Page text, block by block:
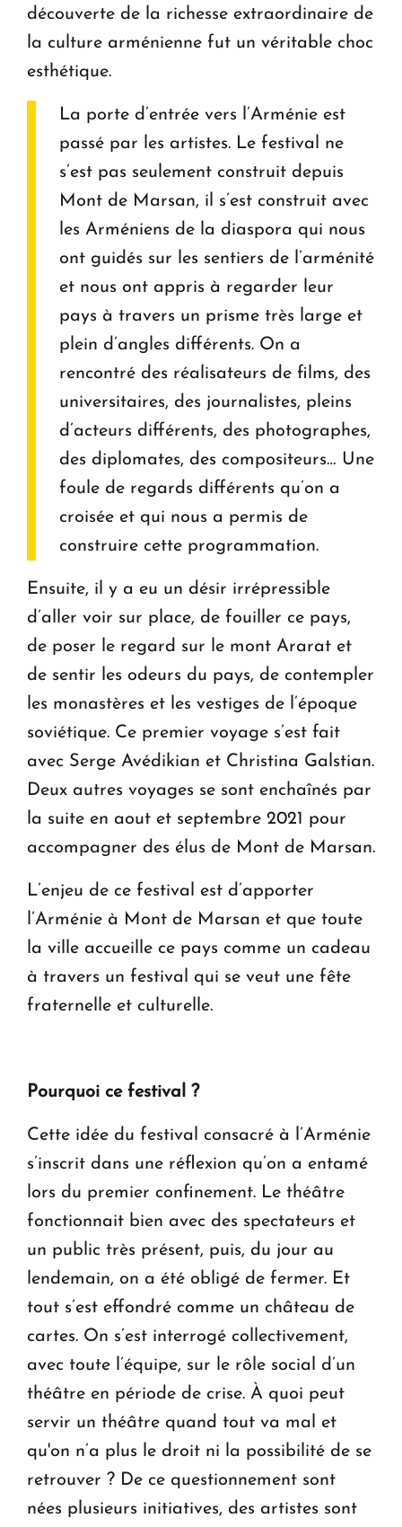
découverte de la richesse extraordinaire de
la culture arménienne fut un véritable choc
esthétique.
La porte d’entrée vers l’Arménie est
passé par les artistes. Le festival ne
s’est pas seulement construit depuis
Mont de Marsan, il s’est construit avec
les Arméniens de la diaspora qui nous
ont guidés sur les sentiers de l’arménité
et nous ont appris à regarder leur
pays à travers un prisme très large et
plein d’angles différents. On a
rencontré des réalisateurs de films, des
universitaires, des journalistes, pleins
d’acteurs différents, des photographes,
des diplomates, des compositeurs… Une
foule de regards différents qu’on a
croisée et qui nous a permis de
construire cette programmation.
Ensuite, il y a eu un désir irrépressible
d’aller voir sur place, de fouiller ce pays,
de poser le regard sur le mont Ararat et
de sentir les odeurs du pays, de contempler
les monastères et les vestiges de l’époque
soviétique. Ce premier voyage s’est fait
avec Serge Avédikian et Christina Galstian.
Deux autres voyages se sont enchaînés par
la suite en aout et septembre 2021 pour
accompagner des élus de Mont de Marsan.
L’enjeu de ce festival est d’apporter
l’Arménie à Mont de Marsan et que toute
la ville accueille ce pays comme un cadeau
à travers un festival qui se veut une fête
fraternelle et culturelle.
Pourquoi ce festival ?
Cette idée du festival consacré à l’Arménie
s’inscrit dans une réflexion qu’on a entamé
lors du premier confinement. Le théâtre
fonctionnait bien avec des spectateurs et
un public très présent, puis, du jour au
lendemain, on a été obligé de fermer. Et
tout s’est effondré comme un château de
cartes. On s’est interrogé collectivement,
avec toute l’équipe, sur le rôle social d’un
théâtre en période de crise. À quoi peut
servir un théâtre quand tout va mal et
qu'on n’a plus le droit ni la possibilité de se
retrouver ? De ce questionnement sont
nées plusieurs initiatives, des artistes sont